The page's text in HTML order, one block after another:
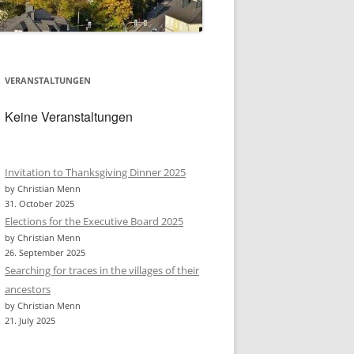
VERANSTALTUNGEN
Keine Veranstaltungen
Invitation to Thanksgiving Dinner 2025
by Christian Menn
31. October 2025
Elections for the Executive Board 2025
by Christian Menn
26. September 2025
Searching for traces in the villages of their
ancestors
by Christian Menn
21. July 2025